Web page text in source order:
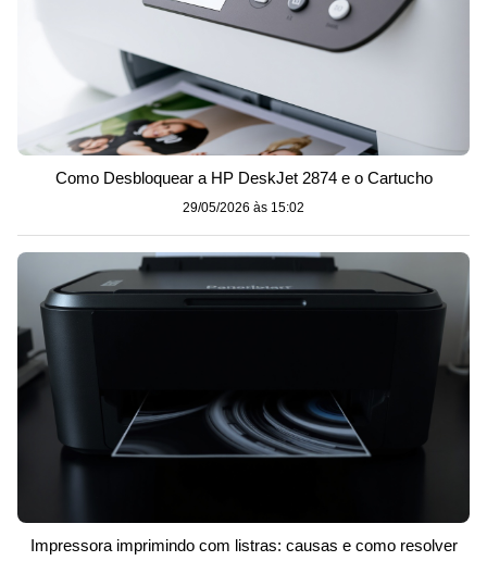
Como Desbloquear a HP DeskJet 2874 e o Cartucho
29/05/2026 às 15:02
Impressora imprimindo com listras: causas e como resolver